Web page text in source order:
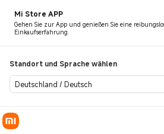
Mi Store APP
Gehen Sie zur App und genießen Sie eine
Einkaufserfahrung.
Standort und Sprache wählen
Deutschland / Deutsch